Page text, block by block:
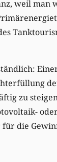
weil man
zu
für die